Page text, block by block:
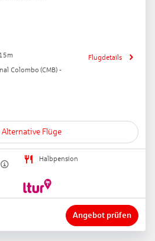
Colombo (CMB) -
Flugdetails
Alternative Flüge
Halbpension
Angebot prüfen